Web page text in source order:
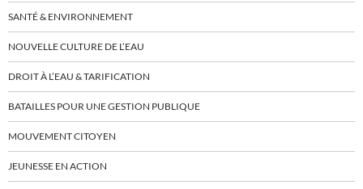
SANTÉ & ENVIRONNEMENT
NOUVELLE CULTURE DE L’EAU
DROIT À L’EAU & TARIFICATION
BATAILLES POUR UNE GESTION PUBLIQUE
MOUVEMENT CITOYEN
JEUNESSE EN ACTION